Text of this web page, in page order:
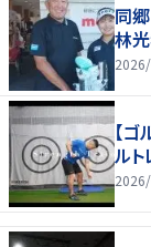
同
林
【
ル